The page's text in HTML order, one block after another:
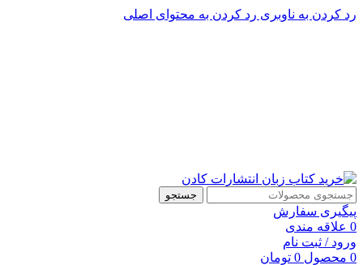
رد کردن به ناوبری رد کردن به محتوای اصلی
جستجو
پیگیری سفارش
0 علاقه مندی
ورود / ثبت نام
0 محصول 0 تومان